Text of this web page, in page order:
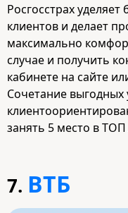
Росгосстрах
клиентов и делает
максимально
случае и получить
кабинете на сайте
Сочетание
занять 5 место в
7. ВТБ